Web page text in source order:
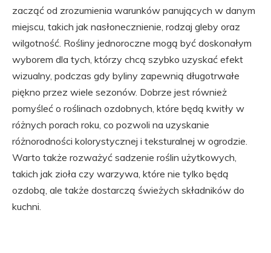
zacząć od zrozumienia warunków panujących w danym
miejscu, takich jak nasłonecznienie, rodzaj gleby oraz
wilgotność. Rośliny jednoroczne mogą być doskonałym
wyborem dla tych, którzy chcą szybko uzyskać efekt
wizualny, podczas gdy byliny zapewnią długotrwałe
piękno przez wiele sezonów. Dobrze jest również
pomyśleć o roślinach ozdobnych, które będą kwitły w
różnych porach roku, co pozwoli na uzyskanie
różnorodności kolorystycznej i teksturalnej w ogrodzie.
Warto także rozważyć sadzenie roślin użytkowych,
takich jak zioła czy warzywa, które nie tylko będą
ozdobą, ale także dostarczą świeżych składników do
kuchni.